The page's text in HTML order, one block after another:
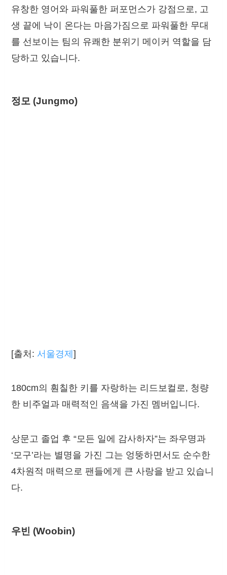
유창한 영어와 파워풀한 퍼포먼스가 강점으로, 고
생 끝에 낙이 온다는 마음가짐으로 파워풀한 무대
를 선보이는 팀의 유쾌한 분위기 메이커 역할을 담
당하고 있습니다.
정모 (Jungmo)
[출처: 서울경제]
180cm의 훤칠한 키를 자랑하는 리드보컬로, 청량
한 비주얼과 매력적인 음색을 가진 멤버입니다.
상문고 졸업 후 “모든 일에 감사하자”는 좌우명과
‘모구’라는 별명을 가진 그는 엉뚱하면서도 순수한
4차원적 매력으로 팬들에게 큰 사랑을 받고 있습니
다.
우빈 (Woobin)